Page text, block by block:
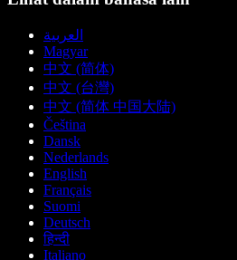
العربية
Magyar
中文 (简体)
中文 (台灣)
中文 (简体 中国大陆)
Čeština
Dansk
Nederlands
English
Français
Suomi
Deutsch
हिन्दी
Italiano